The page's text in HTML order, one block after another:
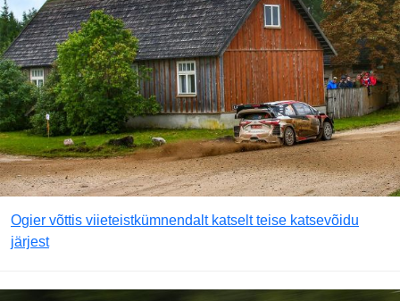
Ogier võttis viieteistkümnendalt katselt teise katsevõidu
järjest